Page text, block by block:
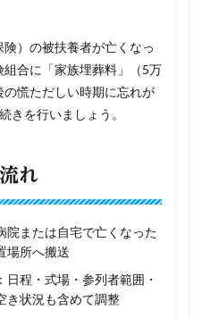
）の被扶養者が亡くなっ
合に「家族埋葬料」（5万
慌ただしい時期に忘れが
きを行いましょう。
れ
院または自宅で亡くなった
場所へ搬送
：日程・式場・参列者範囲・
き状況も含めて調整